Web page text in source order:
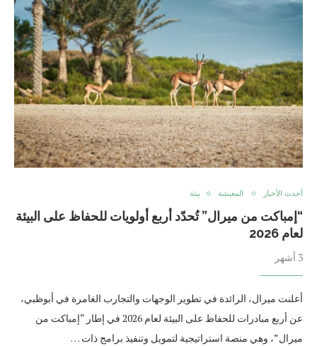
أحدث الأخبار المعيشة بيئة
“إمباكت من ميرال” تُحدّد أربع أولويات للحفاظ على البيئة
لعام 2026
3 أشهر
أعلنت ميرال، الرائدة في تطوير الوجهات والتجارب الغامرة في أبوظبي،
عن أربع مبادرات للحفاظ على البيئة لعام 2026 في إطار “إمباكت من
ميرال”، وهي منصة استراتيجية لتمويل وتنفيذ برامج ذات …